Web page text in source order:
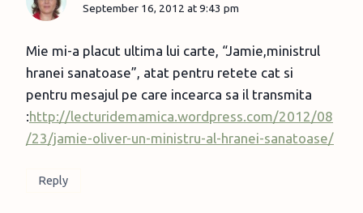
September 16, 2012 at 9:43 pm
Mie mi-a placut ultima lui carte, “Jamie,ministrul
hranei sanatoase”, atat pentru retete cat si
pentru mesajul pe care incearca sa il transmita
:http://lecturidemamica.wordpress.com/2012/08
/23/jamie-oliver-un-ministru-al-hranei-sanatoase/
Reply